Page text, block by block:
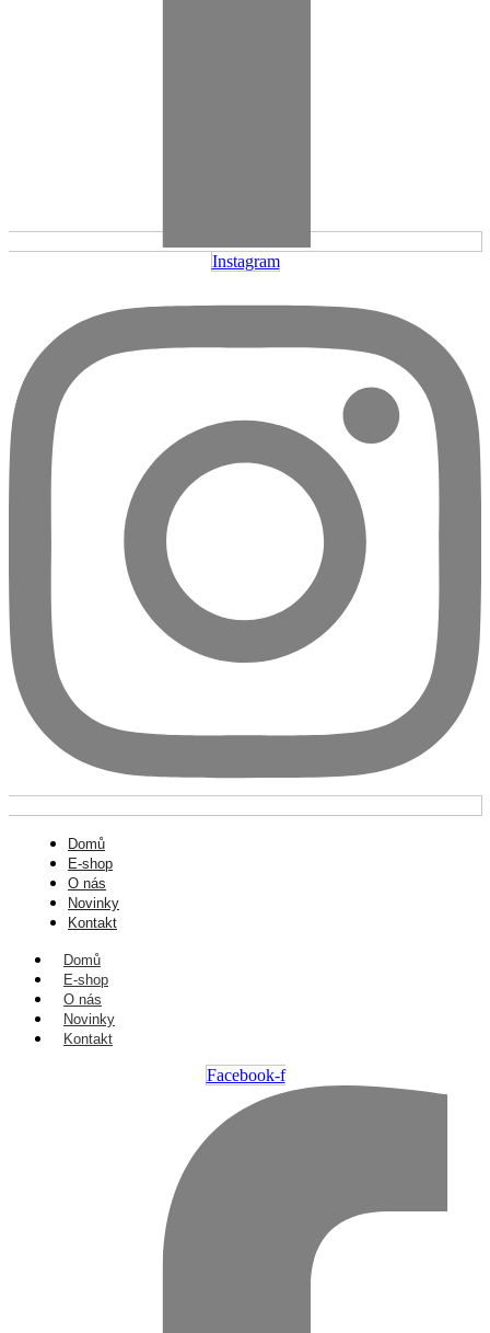
Instagram
Domů
E-shop
O nás
Novinky
Kontakt
Domů
E-shop
O nás
Novinky
Kontakt
Facebook-f